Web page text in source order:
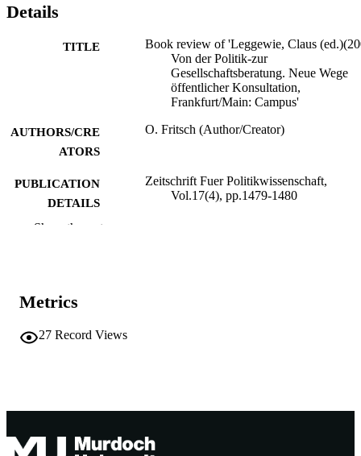
Details
TITLE
Book review of 'Leggewie, Claus
Von der Politik-zur
Gesellschaftsberatung. Neue Wege
öffentlicher Konsultation,
Frankfurt/Main: Campus'
AUTHORS/CRE
ATORS
O. Fritsch (Author/Creator)
PUBLICATION
DETAILS
Zeitschrift Fuer Politikwissenschaft,
Vol.17(4), pp.1479-1480
MURDOCH
Show the rest
Metrics
27 Record Views